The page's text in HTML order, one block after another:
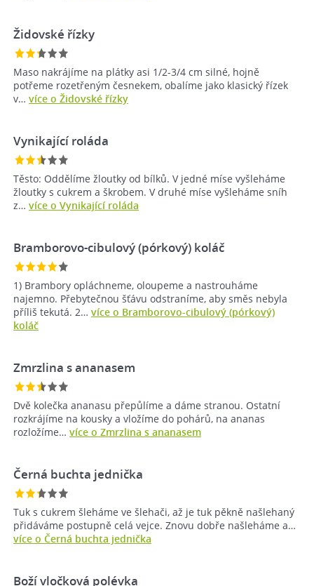
Židovské řízky
Maso nakrájíme na plátky asi 1/2-3/4 cm silné, hojně
potřeme rozetřeným česnekem, obalíme jako klasický řízek
v… více o Židovské řízky
Vynikající roláda
Těsto: Oddělíme žloutky od bílků. V jedné míse vyšleháme
žloutky s cukrem a škrobem. V druhé míse vyšleháme sníh
z… více o Vynikající roláda
Bramborovo-cibulový (pórkový) koláč
1) Brambory opláchneme, oloupeme a nastrouháme
najemno. Přebytečnou šťávu odstraníme, aby směs nebyla
příliš tekutá. 2… více o Bramborovo-cibulový (pórkový)
koláč
Zmrzlina s ananasem
Dvě kolečka ananasu přepůlíme a dáme stranou. Ostatní
rozkrájíme na kousky a vložíme do pohárů, na ananas
rozložíme… více o Zmrzlina s ananasem
Černá buchta jednička
Tuk s cukrem šleháme ve šlehači, až je tuk pěkně našlehaný
přidáváme postupně celá vejce. Znovu dobře našleháme a…
více o Černá buchta jednička
Boží vločková polévka